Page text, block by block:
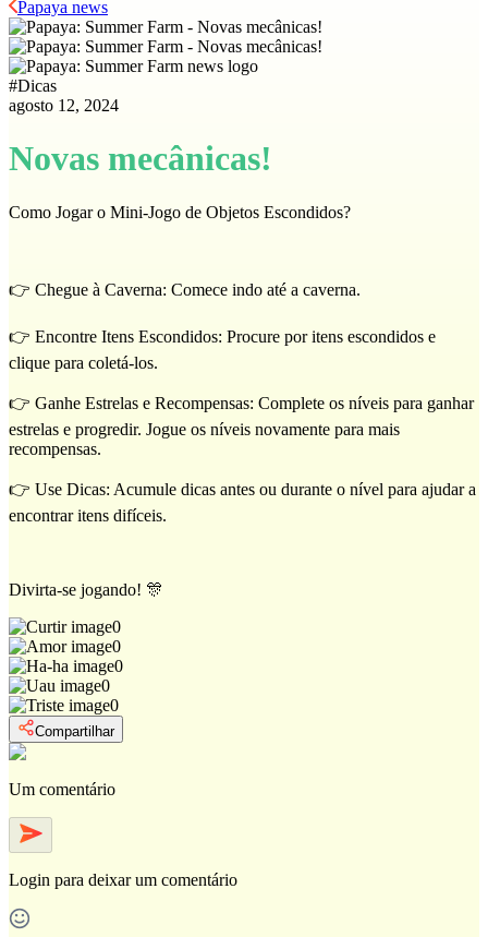
Papaya news
#Dicas
agosto 12, 2024
Novas mecânicas!
Como Jogar o Mini-Jogo de Objetos Escondidos?
👉 Chegue à Caverna: Comece indo até a caverna.
👉 Encontre Itens Escondidos: Procure por itens escondidos e
clique para coletá-los.
👉 Ganhe Estrelas e Recompensas: Complete os níveis para ganhar
estrelas e progredir. Jogue os níveis novamente para mais
recompensas.
👉 Use Dicas: Acumule dicas antes ou durante o nível para ajudar a
encontrar itens difíceis.
Divirta-se jogando! 🎊
0
0
0
0
0
Compartilhar
Um comentário
Login para deixar um comentário